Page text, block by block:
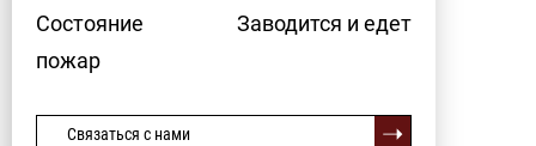
Состояние
Заводится и едет
пожар
Связаться с нами